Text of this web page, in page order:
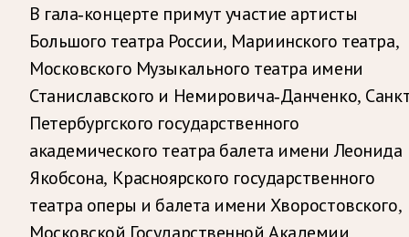
В гала-концерте примут участие артисты
Большого театра России, Мариинского театра,
Московского Музыкального театра имени
Станиславского и Немировича-Данченко,
Петербургского государственного
академического театра балета имени Леонида
Якобсона, Красноярского государственного
театра оперы и балета имени Хворостовского,
Московской Государственной Академии